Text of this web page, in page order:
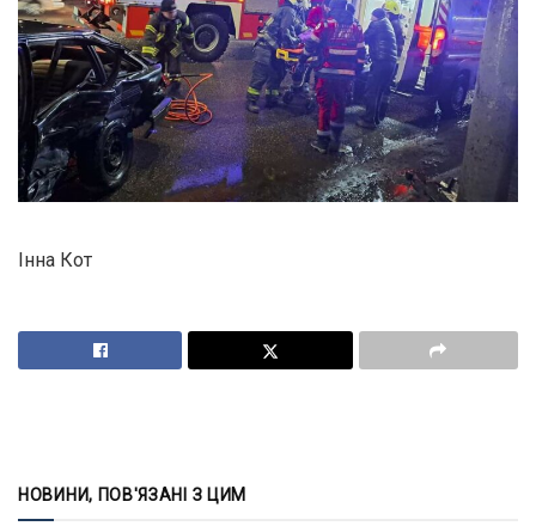
Інна Кот
НОВИНИ, ПОВ'ЯЗАНІ З ЦИМ